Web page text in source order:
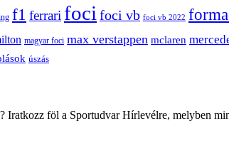
f1 ferrari foci foci vb foci vb 2022
magyar foci max verstappen mclaren
úszás
föl a Sportudvar Hírlevélre, melyben